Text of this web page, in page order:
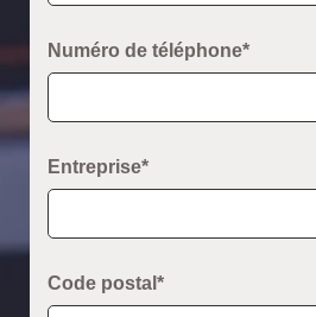
Numéro de téléphone*
Entreprise*
Code postal*